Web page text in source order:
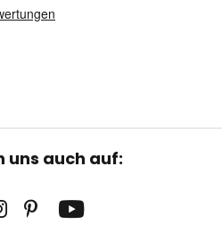
uns auch auf: